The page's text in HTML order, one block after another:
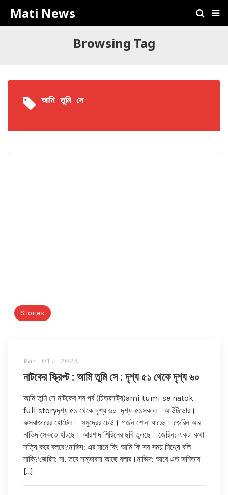
Mati News
Browsing Tag
আমি তুমি সে
Stories
Mar 01, 2023
নাটকের স্ক্রিপ্ট : আমি তুমি সে : দৃশ্য ৫১ থেকে দৃশ্য ৬০
আমি তুমি সে নাটকের সব পর্ব (চিত্রনাট্য)ami tumi se natok
full storyদৃশ্য ৫১ থেকে দৃশ্য ৬০ দৃশ্য-৫১সকাল। আউটডোর।
কক্সবাজারের হোটেল। সমুদ্রের ঢেউ। গর্জন শোনা যাচ্ছে। জেরিন আর
নাভিদ সৈকতে হাঁটছে। আরশাদ শিরিনের ছবি তুলছে। জেরিন: একটা কথা
সত্যি করে বলবে?নাভিদ: এর মানে কি! আমি কি সব সময় মিথ্যে বলি
নাকি?জেরিন: না, তবে সম্ভাবনা আছে বলার।নাভিদ: আরে এত ভনিতার
[…]